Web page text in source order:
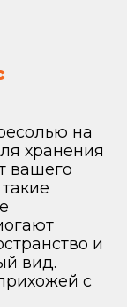
на
хранения
вашего
и
вид.
с